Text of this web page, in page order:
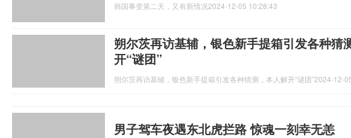
韩国事变第二天，又有新情况2024-12-05 10:28:43
朔尔茨再访基辅，银色新手提箱引发各种猜
开“谜团”
朔尔茨再访基辅，银色新手提箱引发各种猜测，本人解开“谜团”2024-12-
男子驾车夜遇东北虎拦路 惊魂一刻幸无恙